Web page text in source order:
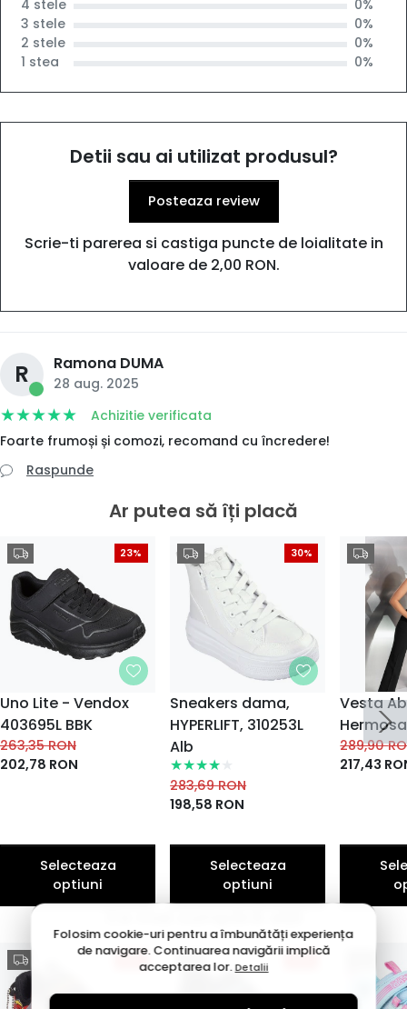
4 stele
0%
3 stele
0%
2 stele
0%
1 stea
0%
Detii sau ai utilizat produsul?
Posteaza review
Scrie-ti parerea si castiga puncte de loialitate in
valoare de 2,00 RON.
R Ramona DUMA
28 aug. 2025
Achizitie verificata
Foarte frumoși și comozi, recomand cu încredere!
Raspunde
Ar putea să îți placă
23%
Uno Lite - Vendox
403695L BBK
263,35RON
202,78 RON
Selecteaza
optiuni
30%
Sneakers dama,
HYPERLIFT, 310253L
Alb
283,69RON
198,58 RON
Selecteaza
optiuni
Vesta
289,90
217,43
23% 23%
Folosim cookie-uri pentru a îmbunătăți experiența
de navigare. Continuarea navigării implică
acceptarea lor.Detalii